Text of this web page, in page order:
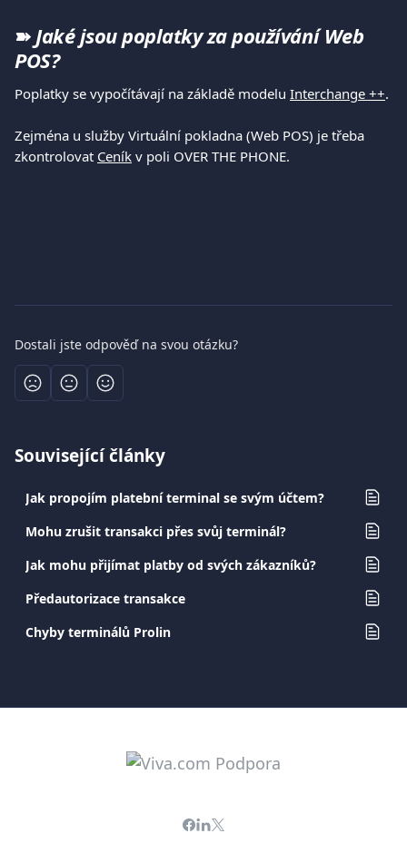
➽ Jaké jsou poplatky za používání Web
POS?
Poplatky se vypočítávají na základě modelu Interchange ++.
Zejména u služby Virtuální pokladna (Web POS) je třeba
zkontrolovat Ceník v poli OVER THE PHONE.
Dostali jste odpověď na svou otázku?
Související články
Jak propojím platební terminal se svým účtem?
Mohu zrušit transakci přes svůj terminál?
Jak mohu přijímat platby od svých zákazníků?
Předautorizace transakce
Chyby terminálů Prolin